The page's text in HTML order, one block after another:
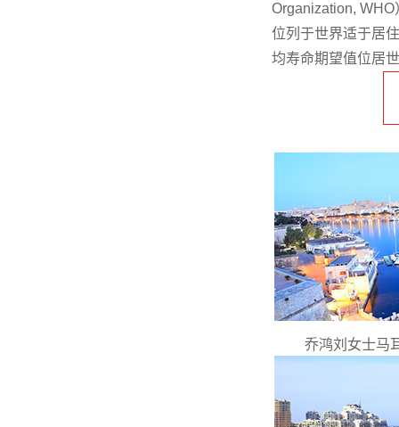
Organization,
位列于世界适于居
均寿命期望值位居
乔鸿刘女士马